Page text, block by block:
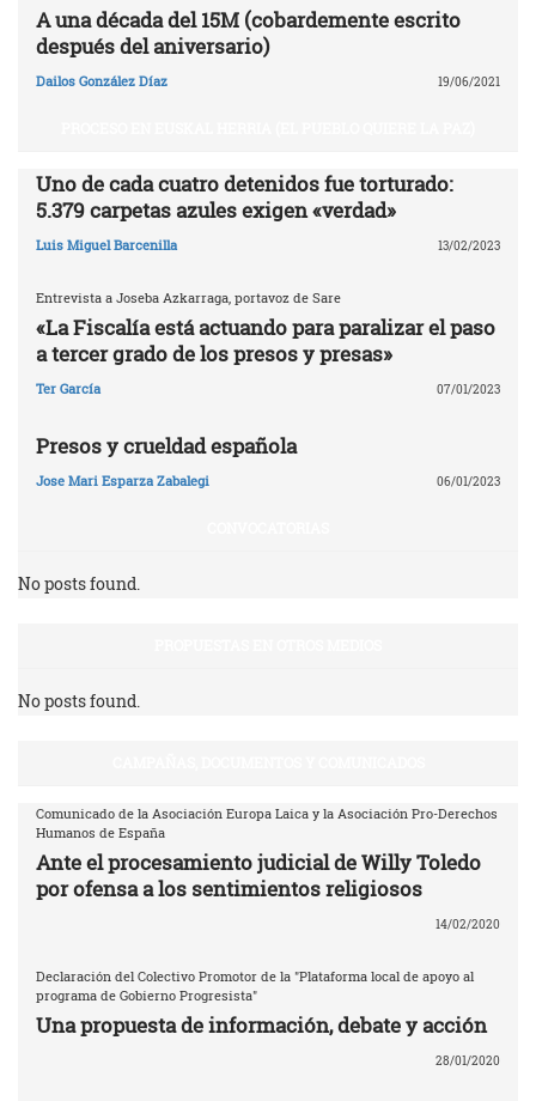
A una década del 15M (cobardemente escrito
después del aniversario)
Dailos González Díaz 19/06/2021
Uno de cada cuatro detenidos fue torturado:
5.379 carpetas azules exigen «verdad»
Luis Miguel Barcenilla 13/02/2023
Entrevista a Joseba Azkarraga, portavoz de Sare
«La Fiscalía está actuando para paralizar el paso
a tercer grado de los presos y presas»
Ter García 07/01/2023
Presos y crueldad española
Jose Mari Esparza Zabalegi 06/01/2023
No posts found.
No posts found.
Comunicado de la Asociación Europa Laica y la Asociación Pro-Derechos
Humanos de España
Ante el procesamiento judicial de Willy Toledo
por ofensa a los sentimientos religiosos
14/02/2020
Declaración del Colectivo Promotor de la "Plataforma local de apoyo al
programa de Gobierno Progresista"
Una propuesta de información, debate y acción
28/01/2020